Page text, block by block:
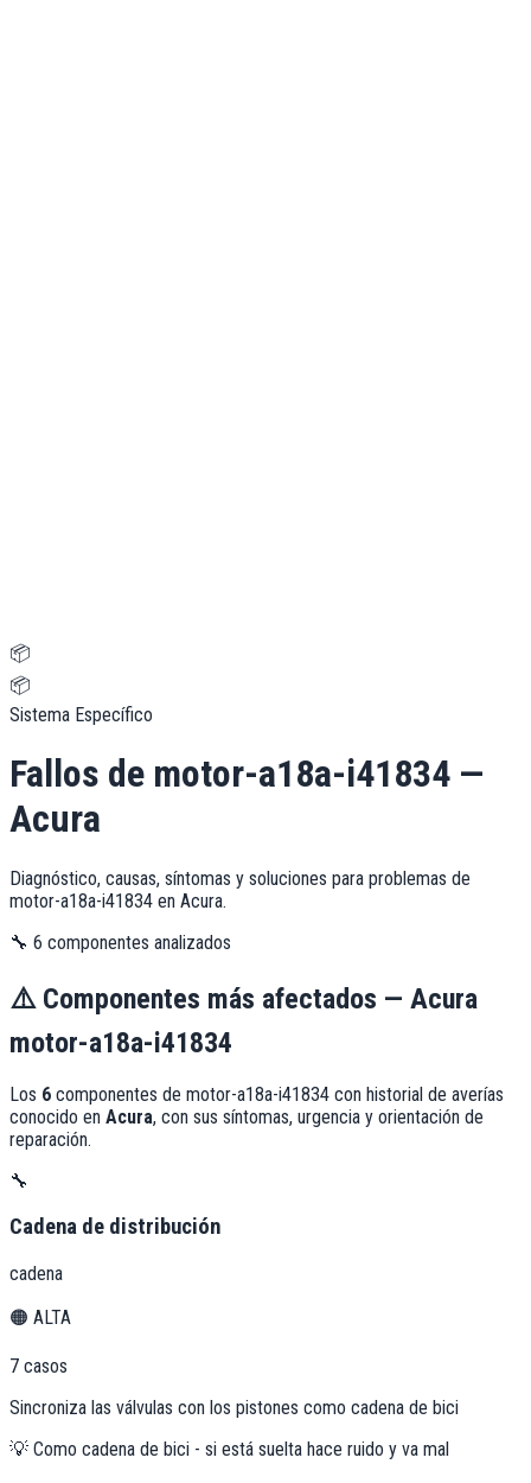
📦
📦
Sistema Específico
Fallos de motor-a18a-i41834 —
Acura
Diagnóstico, causas, síntomas y soluciones para problemas de
motor-a18a-i41834 en Acura.
🔧 6 componentes analizados
⚠️Componentes más afectados — Acura
motor-a18a-i41834
Los 6 componentes de motor-a18a-i41834 con historial de averías
conocido en Acura, con sus síntomas, urgencia y orientación de
reparación.
🔧
Cadena de distribución
cadena
🟠 ALTA
7 casos
Sincroniza las válvulas con los pistones como cadena de bici
💡 Como cadena de bici - si está suelta hace ruido y va mal